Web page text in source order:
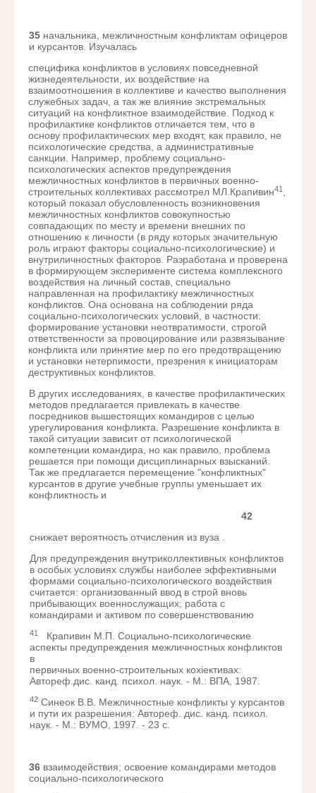
35 начальника, межличностным конфликтам офицеров
и курсантов. Изучалась
специфика конфликтов в условиях повседневной
жизнедеятельности, их воздействие на
взаимоотношения в коллективе и качество выполнения
служебных задач, а так же влияние экстремальных
ситуаций на конфликтное взаимодействие. Подход к
профилактике конфликтов отличается тем, что в
основу профилактических мер входят, как правило, не
психологические средства, а административные
санкции. Например, проблему социально-
психологических аспектов предупреждения
межличностных конфликтов в первичных военно-
строительных коллективах рассмотрел МЛ.Крапивин41
который показал обусловленность возникновения
межличностных конфликтов совокупностью
совпадающих по месту и времени внешних по
отношению к личности (в ряду которых значительную
роль играют факторы социально-психологические) и
внутриличностных факторов. Разработана и проверена
в формирующем эксперименте система комплексного
воздействия на личный состав, специально
направленная на профилактику межличностных
конфликтов. Она основана на соблюдении ряда
социально-психологических условий, в частности:
формирование установки неотвратимости, строгой
ответственности за провоцирование или развязывание
конфликта или принятие мер по его предотвращению
и установки нетерпимости, презрения к инициаторам
деструктивных конфликтов.
В других исследованиях, в качестве профилактических
методов предлагается привлекать в качестве
посредников вышестоящих командиров с целью
урегулирования конфликта. Разрешение конфликта в
такой ситуации зависит от психологической
компетенции командира, но как правило, проблема
решается при помощи дисциплинарных взысканий.
Так же предлагается перемещение "конфликтных"
курсантов в другие учебные группы уменьшает их
конфликтность и
42
снижает вероятность отчисления из вуза .
Для предупреждения внутриколлективных конфликтов
в особых условиях службы наиболее эффективными
формами социально-психологического воздействия
считается: организованный ввод в строй вновь
прибывающих военнослужащих; работа с
командирами и активом по совершенствованию
41Крапивин М.П. Социально-психологические
аспекты предупреждения межличностных конфликтов
в
первичных военно-строительных кохіективах:
Автореф.дис. канд. психол. наук. - М.: ВПА, 1987.
42Синеок В.В. Межличностные конфликты у курсантов
и пути их разрешения: Автореф. дис. канд. психол.
наук. - М.: ВУМО, 1997. - 23 с.
36 взаимодействия; освоение командирами методов
социально-психологического